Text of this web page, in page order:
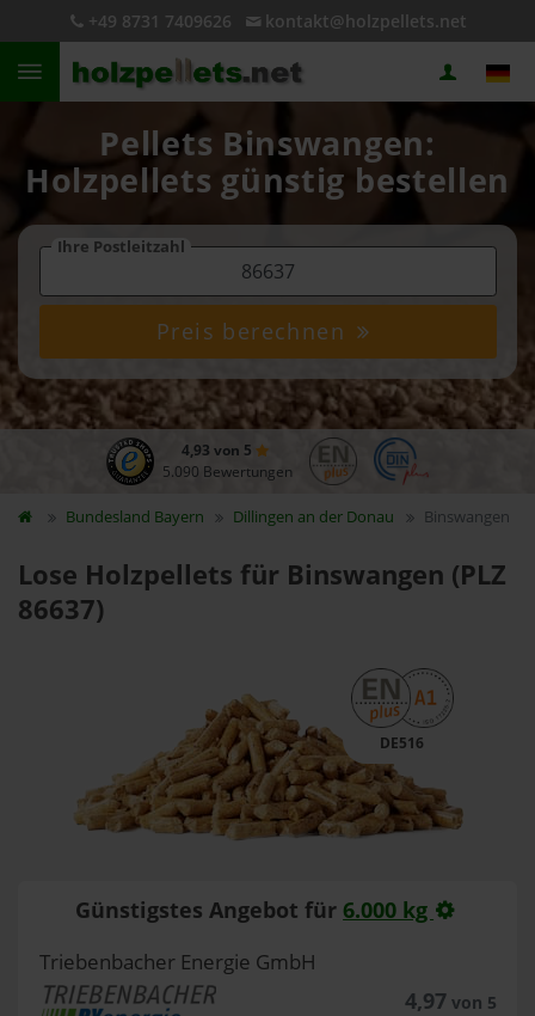
+49 8731 7409626 kontakt@holzpellets.net
Pellets Binswangen:
Holzpellets günstig bestellen
Ihre Postleitzahl
Preis berechnen
4,93 von 5
5.090 Bewertungen
Bundesland Bayern Dillingen an der Donau Binswangen
Lose Holzpellets für Binswangen (PLZ
86637)
DE516
Günstigstes Angebot für 6.000 kg
Triebenbacher Energie GmbH
4,97von 5